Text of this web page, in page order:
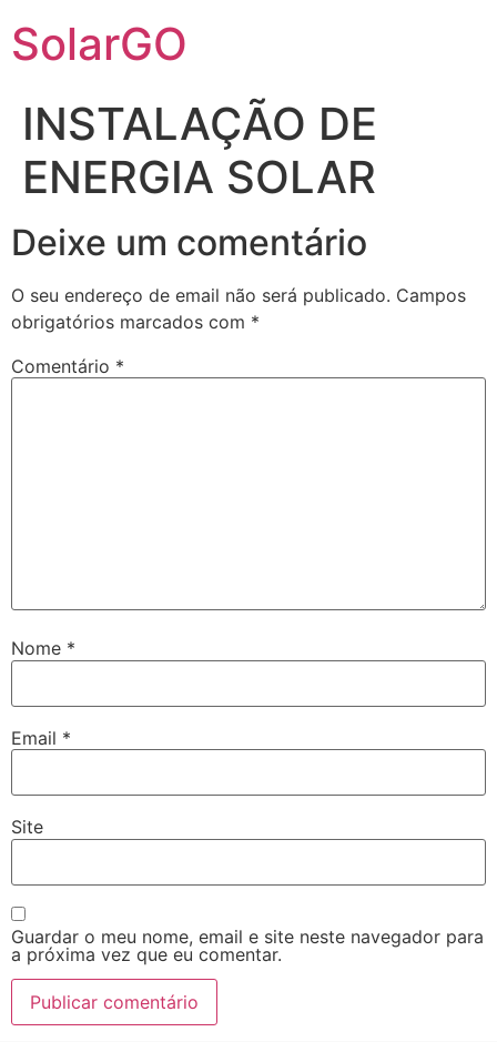
SolarGO
INSTALAÇÃO DE
ENERGIA SOLAR
Deixe um comentário
O seu endereço de email não será publicado. Campos
obrigatórios marcados com *
Comentário *
Nome *
Email *
Site
Guardar o meu nome, email e site neste navegador para
a próxima vez que eu comentar.